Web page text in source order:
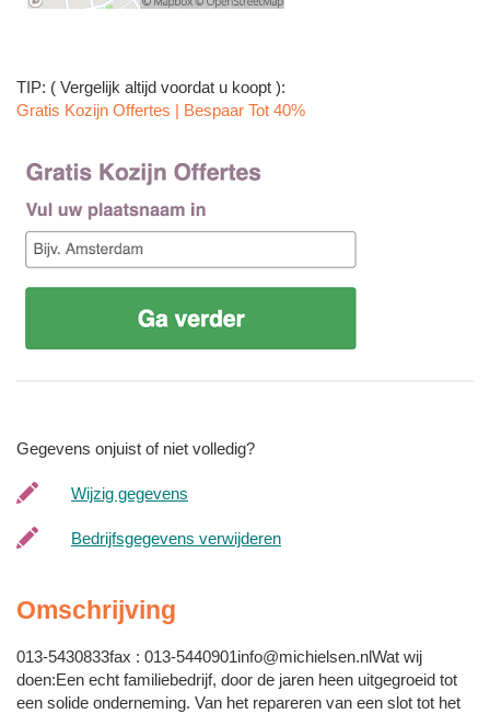
TIP: ( Vergelijk altijd voordat u koopt ):
Gratis Kozijn Offertes | Bespaar Tot 40%‎
Gegevens onjuist of niet volledig?
Wijzig gegevens
Bedrijfsgegevens verwijderen
Omschrijving
013-5430833fax : 013-5440901info@michielsen.nlWat wij
doen:Een echt familiebedrijf, door de jaren heen uitgegroeid tot
een solide onderneming. Van het repareren van een slot tot het